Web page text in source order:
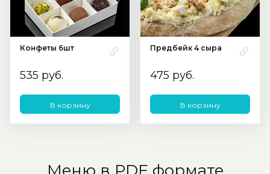
Конфеты 6шт
535 руб.
В корзину
Предбейк 4 сыра
475 руб.
В корзину
Меню в PDF формате